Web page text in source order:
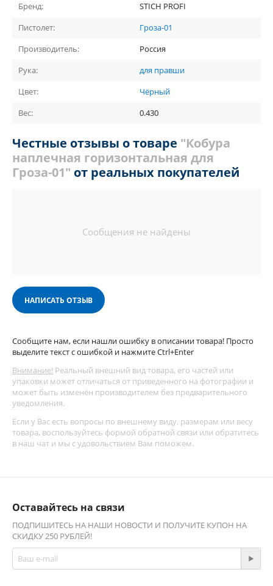
Бренд:
STICH PROFI
Пистолет:
Гроза-01
Производитель:
Россия
Рука:
для правши
Цвет:
Чёрный
Вес:
0.430
Честные отзывы о товаре "Кобура
наплечная горизонтальная для
Гроза-01" от реальных покупателей
Сообщения не найдены
НАПИСАТЬ ОТЗЫВ
Сообщите нам, если нашли ошибку в описании товара! Просто
выделите текст с ошибкой и нажмите Ctrl+Enter
Внимание! Реальный внешний вид товара, его частей или
упаковки может отличаться от приведенного на фотографии и
может быть изменён производителем без предварительного
уведомления.
Если у Вас есть вопросы по внешнему виду, размерам или весу
товара, воспользуйтесь формой обратной связи или обратитесь
в наш чат и мы с удовольствием Вам поможем.
Оставайтесь на связи
ПОДПИШИТЕСЬ НА НАШИ НОВОСТИ И ПОЛУЧИТЕ КУПОН НА
СКИДКУ 250 РУБЛЕЙ!